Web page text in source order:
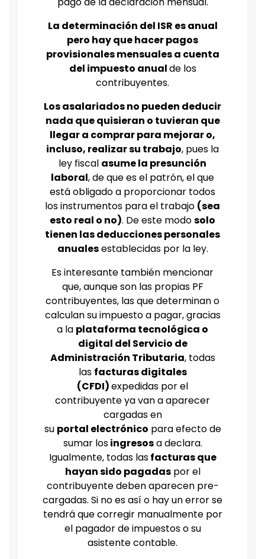
La determinación del ISR es anual
pero hay que hacer pagos
provisionales mensuales a cuenta
del impuesto anualde los
contribuyentes.
Los asalariados no pueden deducir
nada que quisieran o tuvieran que
llegar a comprar para mejorar o,
incluso, realizar su trabajo, pues la
ley fiscal asume la presunción
laboral, de que es el patrón, el que
está obligado a proporcionar todos
los instrumentos para el trabajo (sea
esto real o no). De este modosolo
tienen las deducciones personales
anualesestablecidas por la ley.
Es interesante también mencionar
que, aunque son las propias PF
contribuyentes, las que determinan o
calculan su impuesto a pagar, gracias
a la plataforma tecnológica o
digital del Servicio de
Administración Tributaria, todas
las facturas digitales
(CFDI)expedidas por el
contribuyente ya van a aparecer
cargadas en
su portal electrónico para efecto de
sumar losingresosa declara.
Igualmente, todas lasfacturas que
hayan sido pagadaspor el
contribuyente deben aparecen pre-
cargadas. Si no es así o hay un error se
tendrá que corregir manualmente por
el pagador de impuestos o su
asistente contable.